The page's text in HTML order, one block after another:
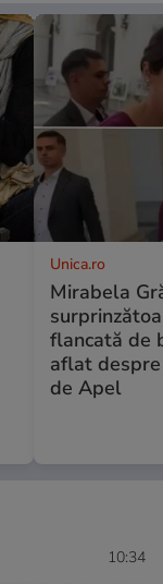
Unica.ro
Mirabela
flancată de
aflat
de Apel
10:34